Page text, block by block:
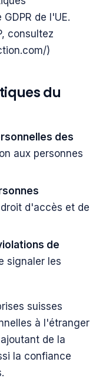
de l'UE.
consultez
)
du
des
aux personnes
d'accès et de
de
signaler les
suisses
à l'étranger
de la
la confiance